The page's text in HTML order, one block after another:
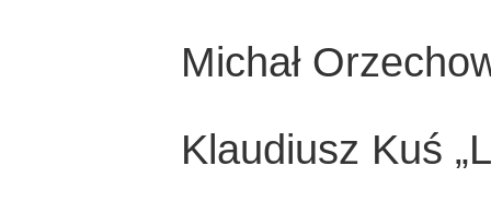
Michał
Klaudiusz Kuś